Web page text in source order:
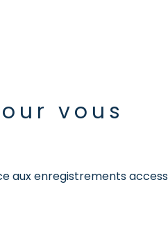
vous
aux enregistrements